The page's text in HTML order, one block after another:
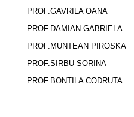
PROF.GAVRILA OANA
PROF.DAMIAN GABRIELA
PROF.MUNTEAN PIROSKA
PROF.SIRBU SORINA
PROF.BONTILA CODRUTA